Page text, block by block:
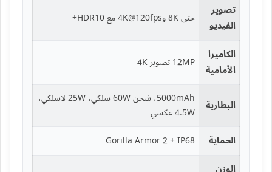
تصوير
الفيديو
حتى 8K و4K@120fps مع HDR10+
الكاميرا
الأمامية
12MP تصوير 4K
البطارية
5000mAh، شحن 60W سلكي، 25W لاسلكي،
4.5W عكسي
الحماية Gorilla Armor 2 + IP68